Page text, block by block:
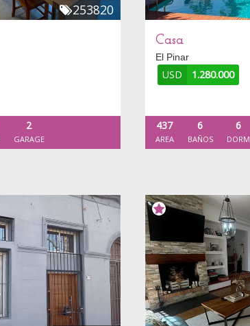
253820
2
GARAGE
Casa
El Pinar
USD 1.280.000
437
AREA
6
BAÑOS
6
DORM